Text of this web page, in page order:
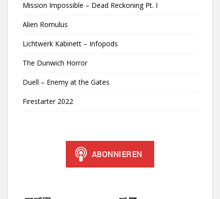
Mission Impossible – Dead Reckoning Pt. I
Alien Romulus
Lichtwerk Kabinett – Infopods
The Dunwich Horror
Duell – Enemy at the Gates
Firestarter 2022